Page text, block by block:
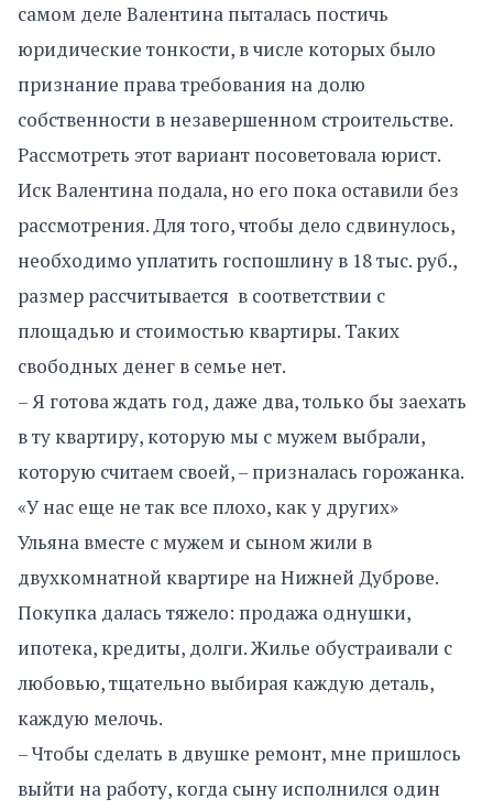
самом деле Валентина пыталась постичь
юридические тонкости, в числе которых было
признание права требования на долю
собственности в незавершенном строительстве.
Рассмотреть этот вариант посоветовала юрист.
Иск Валентина подала, но его пока оставили без
рассмотрения. Для того, чтобы дело сдвинулось,
необходимо уплатить госпошлину в 18 тыс. руб.,
размер рассчитывается в соответствии с
площадью и стоимостью квартиры. Таких
свободных денег в семье нет.
– Я готова ждать год, даже два, только бы заехать
в ту квартиру, которую мы с мужем выбрали,
которую считаем своей, – призналась горожанка.
«У нас еще не так все плохо, как у других»
Ульяна вместе с мужем и сыном жили в
двухкомнатной квартире на Нижней Дуброве.
Покупка далась тяжело: продажа однушки,
ипотека, кредиты, долги. Жилье обустраивали с
любовью, тщательно выбирая каждую деталь,
каждую мелочь.
– Чтобы сделать в двушке ремонт, мне пришлось
выйти на работу, когда сыну исполнился один